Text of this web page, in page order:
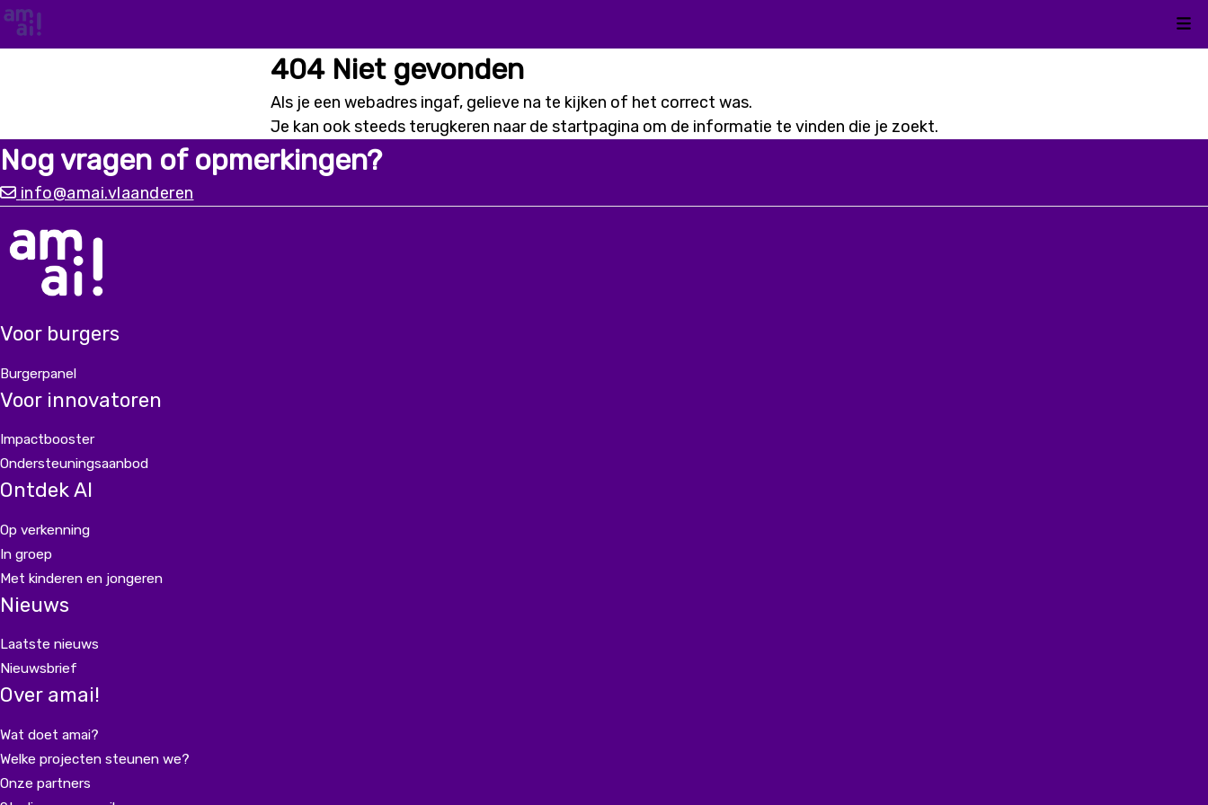
404 Niet gevonden
Als je een webadres ingaf, gelieve na te kijken of het correct was.
Je kan ook steeds terugkeren naar de startpagina om de informatie te vinden die je zoekt.
Nog vragen of opmerkingen?
info@amai.vlaanderen
Voor burgers
Burgerpanel
Voor innovatoren
Impactbooster
Ondersteuningsaanbod
Ontdek AI
Op verkenning
In groep
Met kinderen en jongeren
Nieuws
Laatste nieuws
Nieuwsbrief
Over amai!
Wat doet amai?
Welke projecten steunen we?
Onze partners